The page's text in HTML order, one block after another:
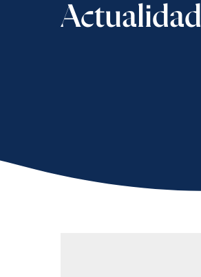
Actualidad